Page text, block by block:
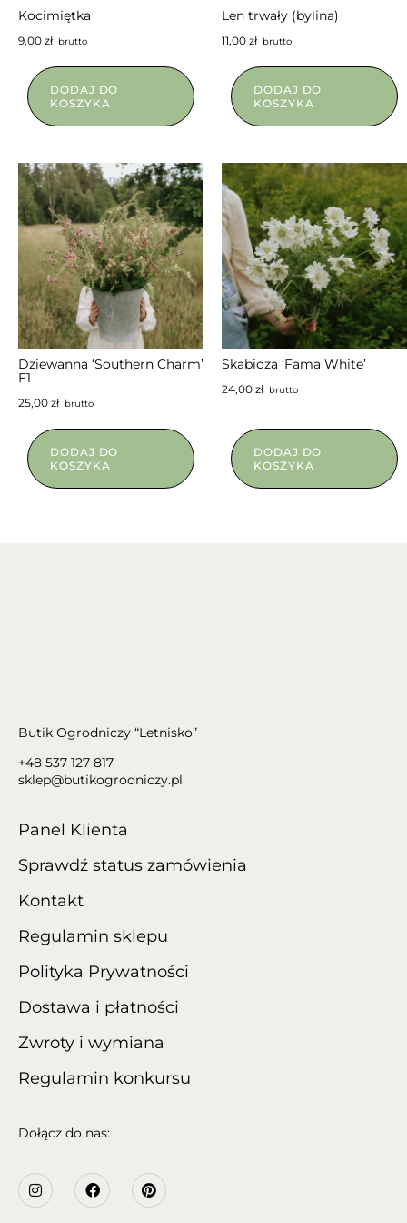
Kocimiętka
9,00 złbrutto
DODAJ DO
KOSZYKA
Len trwały (bylina)
11,00 złbrutto
DODAJ DO
KOSZYKA
NIEDOSTĘPNY
Dziewanna ‘Southern Charm’
F1
25,00 złbrutto
DODAJ DO
KOSZYKA
NIEDOSTĘPNY
Skabioza ‘Fama White’
24,00 złbrutto
DODAJ DO
KOSZYKA
Butik Ogrodniczy “Letnisko”
+48 537 127 817
sklep@butikogrodniczy.pl
Panel Klienta
Sprawdź status zamówienia
Kontakt
Regulamin sklepu
Polityka Prywatności
Dostawa i płatności
Zwroty i wymiana
Regulamin konkursu
Dołącz do nas: